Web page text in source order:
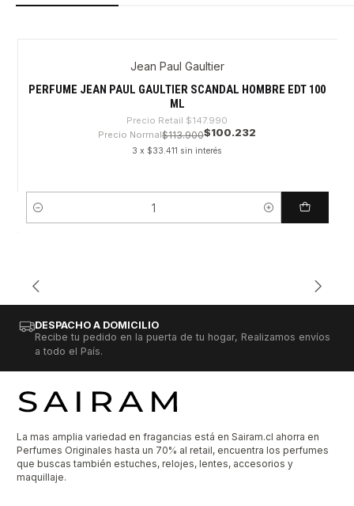
Jean Paul Gaultier
PERFUME JEAN PAUL GAULTIER SCANDAL HOMBRE EDT 100
ML
Precio Retail $147.990
Precio Normal$113.900$100.232
3 x $33.411 sin interés
Cantidad
DESPACHO A DOMICILIO
Recibe tu pedido en la puerta de tu hogar, Realizamos envíos
a todo el País.
La mas amplia variedad en fragancias está en Sairam.cl ahorra en
Perfumes Originales hasta un 70% al retail, encuentra los perfumes
que buscas también estuches, relojes, lentes, accesorios y
maquillaje.